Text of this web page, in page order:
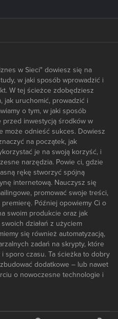
w Sieci" dowiesz się na
w jaki sposób wprowadzić i
W tej ścieżce zdobędziesz
jak uruchomić, prowadzić i
o tym, w jaki sposób
przed inwestycją środków w
może odnieść sukces. Dowiesz
na początek, jak
je na swoją korzyść, i
narzędzia. Powie ci, gdzie
rękę stworzyć spójną
internetową. Nauczysz się
promować swoje treści,
Później opowiemy Ci o
swoim produkcie oraz jak
działań z użyciem
się również automatyzacją,
zadań na skrypty, które
sporo czasu. Ta ścieżka to dobry
dodatkowe – lub nawet
o nowoczesne technologie i